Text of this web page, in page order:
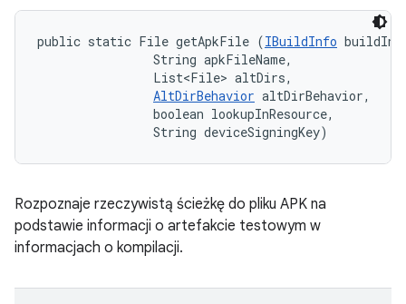
public static File getApkFile (IBuildInfo
                String apkFileName,
                List<File> altDirs,
AltDirBehavior altDirBehavior,
                boolean lookupInResource,
                String deviceSigningKey)
Rozpoznaje rzeczywistą ścieżkę do pliku APK na
podstawie informacji o artefakcie testowym w
informacjach o kompilacji.